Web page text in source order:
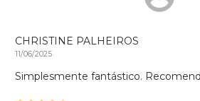
CHRISTINE PALHEIROS
11/06/2025
Simplesmente fantástico.